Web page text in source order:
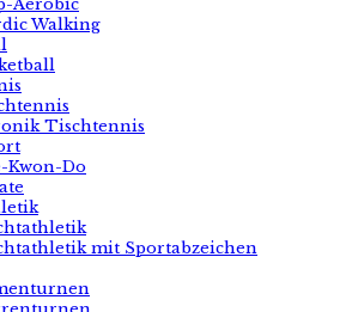
Walking
Tischtennis
Kwon-Do
mit Sportabzeichen